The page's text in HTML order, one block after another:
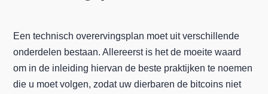
Een technisch overervingsplan moet uit verschillende
onderdelen bestaan. Allereerst is het de moeite waard
om in de inleiding hiervan de beste praktijken te noemen
die u moet volgen, zodat uw dierbaren de bitcoins niet